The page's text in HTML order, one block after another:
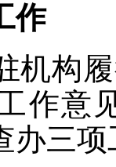
作
构履
作意
办三